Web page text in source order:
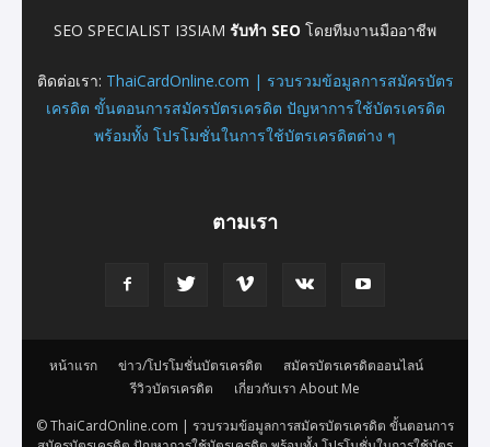
SEO SPECIALIST I3SIAM รับทำ SEO โดยทีมงานมืออาชีพ
ติดต่อเรา: ThaiCardOnline.com | รวบรวมข้อมูลการสมัครบัตร
เครดิต ขั้นตอนการสมัครบัตรเครดิต ปัญหาการใช้บัตรเครดิต
พร้อมทั้ง โปรโมชั่นในการใช้บัตรเครดิตต่าง ๆ
ตามเรา
หน้าแรก ข่าว/โปรโมชั่นบัตรเครดิต
สมัครบัตรเครดิตออนไลน์
รีวิวบัตรเครดิต
เกี่ยวกับเรา About Me
© ThaiCardOnline.com | รวบรวมข้อมูลการสมัครบัตรเครดิต ขั้นตอนการ